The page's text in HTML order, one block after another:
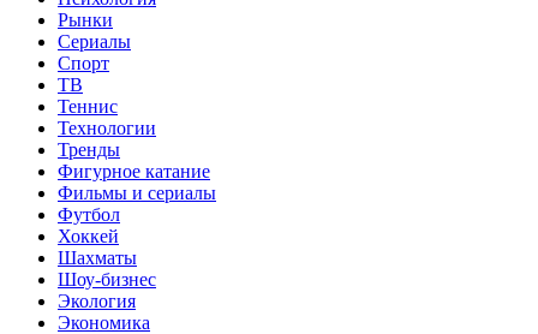
Рынки
Сериалы
Спорт
ТВ
Теннис
Технологии
Тренды
Фигурное катание
Фильмы и сериалы
Футбол
Хоккей
Шахматы
Шоу-бизнес
Экология
Экономика